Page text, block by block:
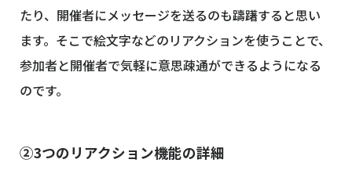
たり、開催者にメッセージを送るのも躊躇すると思い
ます。そこで絵文字などのリアクションを使うことで、
参加者と開催者で気軽に意思疎通ができるようになる
のです。
②3つのリアクション機能の詳細